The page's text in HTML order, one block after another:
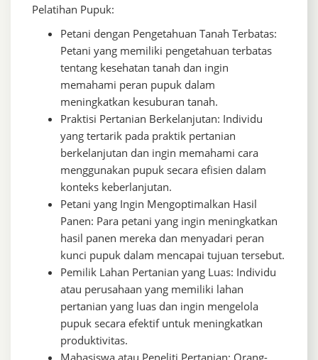
Pelatihan Pupuk:
Petani dengan Pengetahuan Tanah Terbatas:
Petani yang memiliki pengetahuan terbatas
tentang kesehatan tanah dan ingin
memahami peran pupuk dalam
meningkatkan kesuburan tanah.
Praktisi Pertanian Berkelanjutan: Individu
yang tertarik pada praktik pertanian
berkelanjutan dan ingin memahami cara
menggunakan pupuk secara efisien dalam
konteks keberlanjutan.
Petani yang Ingin Mengoptimalkan Hasil
Panen: Para petani yang ingin meningkatkan
hasil panen mereka dan menyadari peran
kunci pupuk dalam mencapai tujuan tersebut.
Pemilik Lahan Pertanian yang Luas: Individu
atau perusahaan yang memiliki lahan
pertanian yang luas dan ingin mengelola
pupuk secara efektif untuk meningkatkan
produktivitas.
Mahasiswa atau Peneliti Pertanian: Orang-